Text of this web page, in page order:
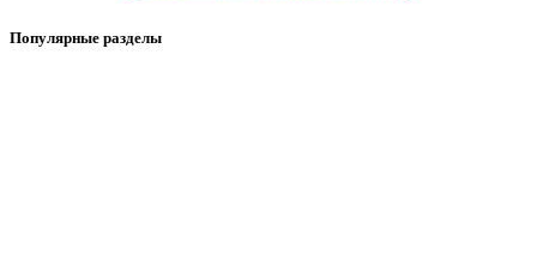
Популярные разделы